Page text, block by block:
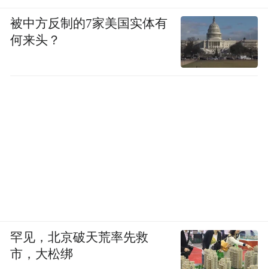
被中方反制的7家美国实体有
何来头？
罕见，北京破天荒率先救
市，大松绑